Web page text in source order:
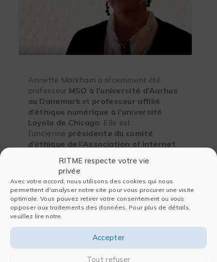
RITME respecte votre vie
privée
Avec votre accord, nous utilisons des cookies qui nous
permettent d'analyser notre site pour vous procurer une visite
optimale. Vous pouvez retirer votre consentement ou vous
opposer aux traitements des données. Pour plus de détails,
veuillez lire notre
Accepter
Tout refuser
Annette Markham a récemment été
professeur MSO à l’université d’Aarhus
au Danemark et professeur affilié
d’éthique numérique à l’université
Loyola de Chicago. Elle est
l’ancienne présidente du comité
d’éthique de l’Association of Internet
principal des lignes directricesAoIR
2012 Ethical Decision Making in
Internet Research Guidelines. Elle a
publié desrecherchesdans le domaine
des études sur Internet, de l’identité
numérique, de l’interaction sociale, des
méthodes qualitatives innovantes pour la
recherche sociale et de l’éthique de la
recherche sur Internet.